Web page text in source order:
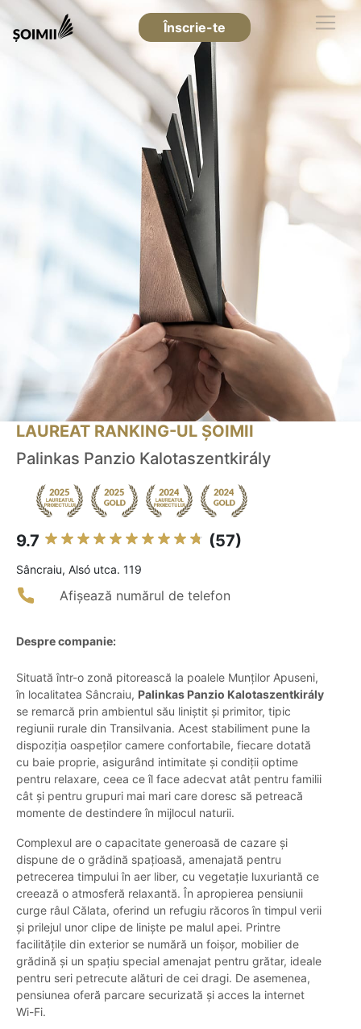
Înscrie-te
LAUREAT RANKING-UL ȘOIMII
Palinkas Panzio Kalotaszentkirály
9.7 (57)
Sâncraiu, Alsó utca. 119
Afișează numărul de telefon
Despre companie:
Situată într-o zonă pitorească la poalele Munților Apuseni,
în localitatea Sâncraiu, Palinkas Panzio Kalotaszentkirály
se remarcă prin ambientul său liniștit și primitor, tipic
regiunii rurale din Transilvania. Acest stabiliment pune la
dispoziția oaspeților camere confortabile, fiecare dotată
cu baie proprie, asigurând intimitate și condiții optime
pentru relaxare, ceea ce îl face adecvat atât pentru familii
cât și pentru grupuri mai mari care doresc să petreacă
momente de destindere în mijlocul naturii.
Complexul are o capacitate generoasă de cazare și
dispune de o grădină spațioasă, amenajată pentru
petrecerea timpului în aer liber, cu vegetație luxuriantă ce
creează o atmosferă relaxantă. În apropierea pensiunii
curge râul Călata, oferind un refugiu răcoros în timpul verii
și prilejul unor clipe de liniște pe malul apei. Printre
facilitățile din exterior se numără un foișor, mobilier de
grădină și un spațiu special amenajat pentru grătar, ideale
pentru seri petrecute alături de cei dragi. De asemenea,
pensiunea oferă parcare securizată și acces la internet
Wi-Fi.